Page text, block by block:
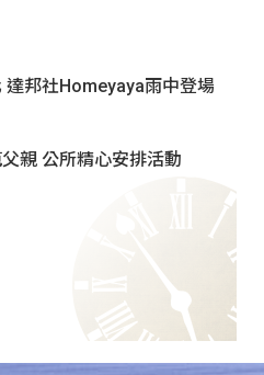
達邦社Homeyaya雨中登場
親 公所精心安排活動